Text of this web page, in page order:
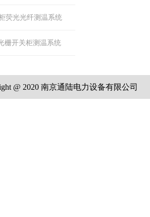
荧光光纤测温系统
栅开关柜测温系统
@ 2020 南京通陆电力设备有限公司